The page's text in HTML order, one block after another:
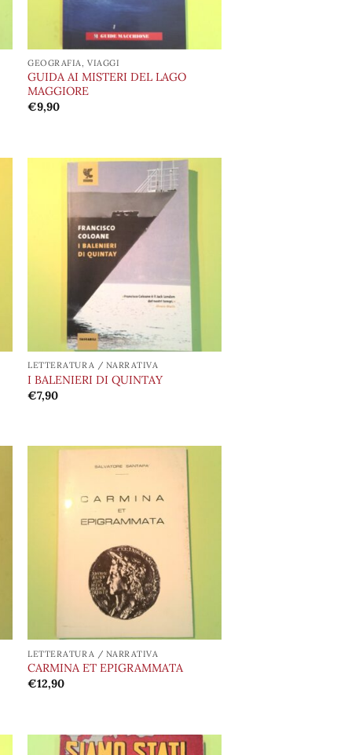
GEOGRAFIA, VIAGGI
GUIDA AI MISTERI DEL LAGO
MAGGIORE
€9,90
LETTERATURA / NARRATIVA
I BALENIERI DI QUINTAY
€7,90
Aggiungi
alla lista
dei
desideri
LETTERATURA / NARRATIVA
CARMINA ET EPIGRAMMATA
€12,90